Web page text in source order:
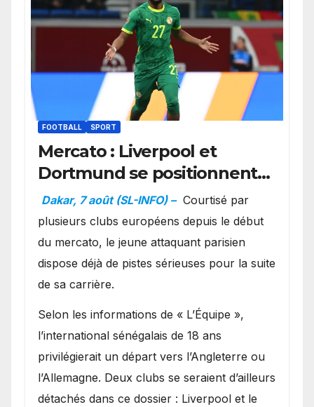
FOOTBALL SPORT
Mercato : Liverpool et
Dortmund se positionnent
en favoris pour recruter
Ibrahim Mbaye
Dakar, 7 août (SL-INFO) – Courtisé par
plusieurs clubs européens depuis le début
du mercato, le jeune attaquant parisien
dispose déjà de pistes sérieuses pour la suite
de sa carrière.
Selon les informations de « L’Équipe »,
l’international sénégalais de 18 ans
privilégierait un départ vers l’Angleterre ou
l’Allemagne. Deux clubs se seraient d’ailleurs
détachés dans ce dossier : Liverpool et le